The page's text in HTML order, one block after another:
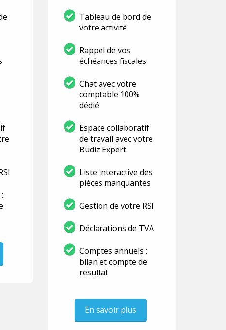
Tableau de bord de
votre activité
Rappel de vos
échéances fiscales
Chat avec votre
comptable 100%
dédié
Espace collaboratif
de travail avec votre
Budiz Expert
Liste interactive des
pièces manquantes
Gestion de votre RSI
Déclarations de TVA
Comptes annuels :
bilan et compte de
résultat
En savoir plus